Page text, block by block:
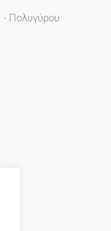
- Πολυγύρου